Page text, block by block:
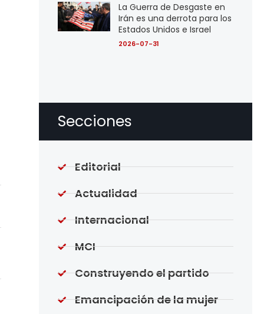
La Guerra de Desgaste en
Irán es una derrota para los
Estados Unidos e Israel
2026-07-31
Secciones
Editorial
Actualidad
Internacional
MCI
Construyendo el partido
Emancipación de la mujer